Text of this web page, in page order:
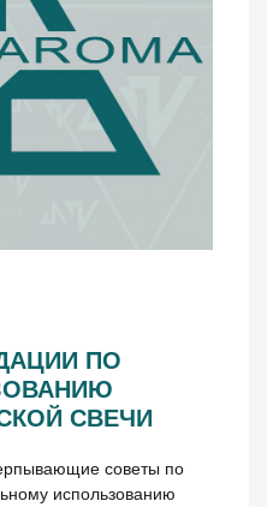
ПО
СВЕЧИ
советы по
использованию